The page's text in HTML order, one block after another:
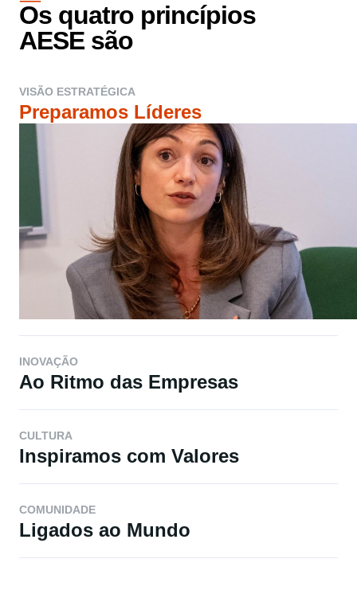
Os quatro princípios
AESE são
VISÃO ESTRATÉGICA
Preparamos Líderes
INOVAÇÃO
Ao Ritmo das Empresas
CULTURA
Inspiramos com Valores
COMUNIDADE
Ligados ao Mundo